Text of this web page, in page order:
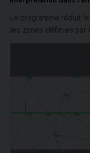
Le programme réduit
les zones définies par